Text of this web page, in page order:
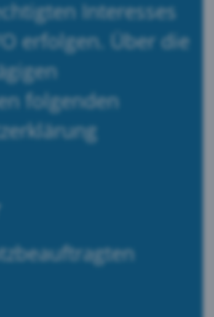
Interesses
erfolgen. Über die
folgenden